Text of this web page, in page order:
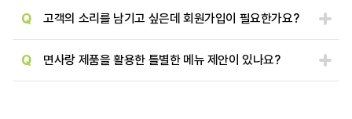
Q 고객의 소리를 남기고 싶은데 회원가입이 필요한가요?
Q 면사랑 제품을 활용한 틀별한 메뉴 제안이 있나요?